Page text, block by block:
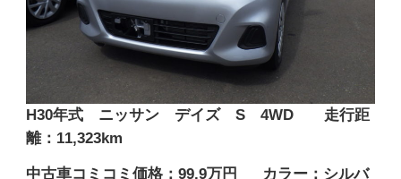
H30年式 ニッサン デイズ S 4WD 走行距
離：11,323km
中古車コミコミ価格：99.9万円
カラー：シルバ